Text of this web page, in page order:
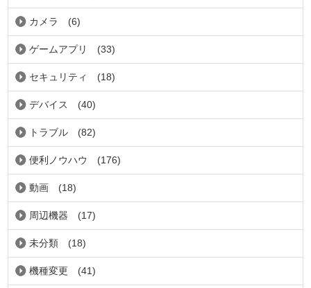
カメラ (6)
ゲームアプリ (33)
セキュリティ (18)
デバイス (40)
トラブル (82)
便利ノウハウ (176)
動画 (18)
周辺機器 (17)
未分類 (18)
機種変更 (41)